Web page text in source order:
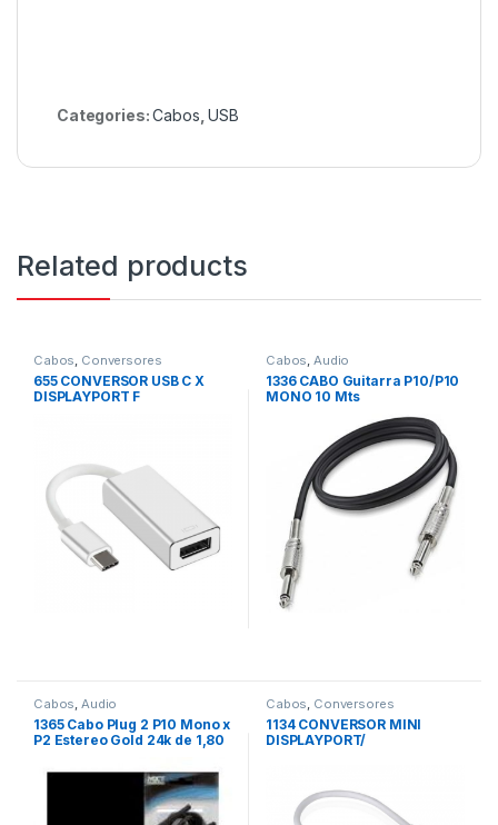
Categories:Cabos ,USB
Related products
Cabos, Conversores
655 CONVERSOR USB C X
DISPLAYPORT F
Cabos,Audio
1336 CABO Guitarra P10/P10
MONO 10 Mts
Cabos Audio
1365 Cabo Plug 2 P10 Mono x
P2 Estereo Gold 24k de 1,80
Cabos Conversores
1134 CONVERSOR MINI
DISPLAYPORT/